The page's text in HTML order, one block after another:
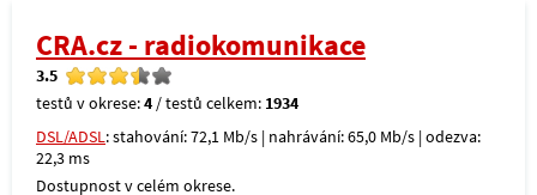
CRA.cz - radiokomunikace
3.5
testů v okrese:4 / testů celkem: 1934
DSL/ADSL: stahování: 72,1 Mb/s | nahrávání: 65,0 Mb/s | odezva:
22,3 ms
Dostupnost v celém okrese.